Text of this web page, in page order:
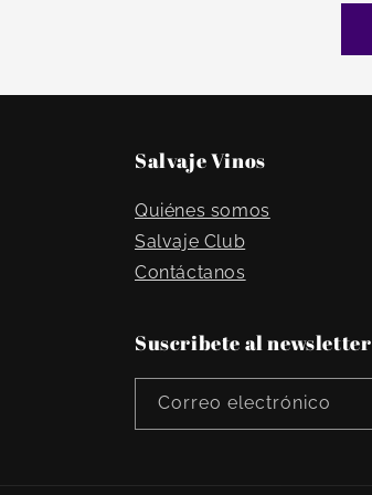
Salvaje Vinos
Quiénes somos
Salvaje Club
Contáctanos
Suscribete al newsletter
Correo electrónico